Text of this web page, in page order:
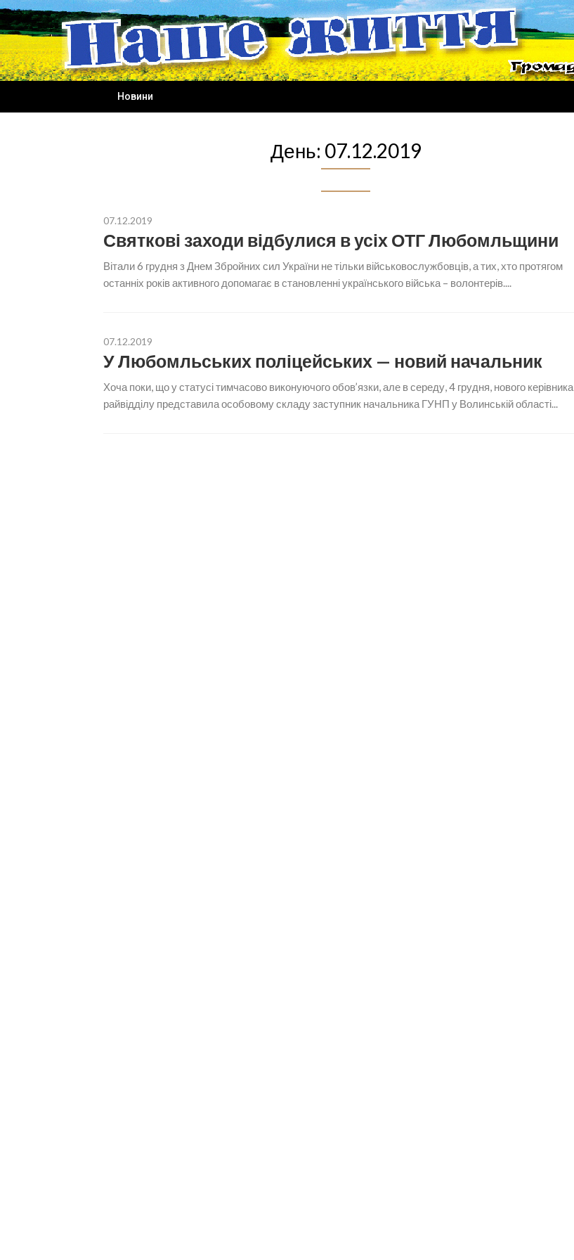
Skip
to
content
Новини
День: 07.12.2019
07.12.2019
Святкові заходи відбулися в усіх ОТГ Любомльщини
Вітали 6 грудня з Днем Збройних сил України не тільки військовослужбовців, а тих, хто протягом
останніх років активного допомагає в становленні українського війська – волонтерів....
07.12.2019
У Любомльських поліцейських — новий начальник
Хоча поки, що у статусі тимчасово виконуючого обов’язки, але в середу, 4 грудня, нового керівника
райвідділу представила особовому складу заступник начальника ГУНП у Волинській області...